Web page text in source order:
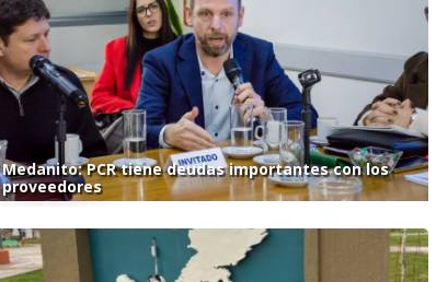
Medanito: PCR tiene deudas importantes con los
proveedores